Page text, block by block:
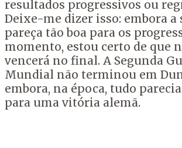
resultados progressivos ou
Deixe-me dizer isso: embora a
pareça tão boa para os
momento, estou certo de que
vencerá no final. A Segunda
Mundial não terminou em
embora, na época, tudo
para uma vitória alemã.